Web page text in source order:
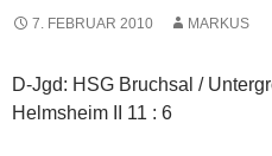
7. FEBRUAR 2010 MARKUS
D-Jgd: HSG Bruchsal /
Helmsheim II 11 : 6